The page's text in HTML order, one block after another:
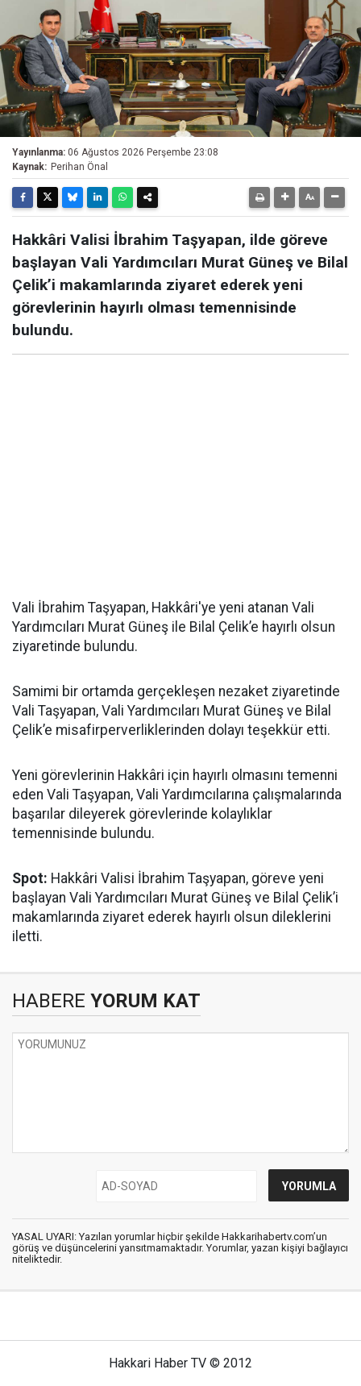
Yayınlanma: 06 Ağustos 2026 Perşembe 23:08
Kaynak: Perihan Önal
Hakkâri Valisi İbrahim Taşyapan, ilde göreve
başlayan Vali Yardımcıları Murat Güneş ve Bilal
Çelik’i makamlarında ziyaret ederek yeni
görevlerinin hayırlı olması temennisinde
bulundu.
Vali İbrahim Taşyapan, Hakkâri'ye yeni atanan Vali
Yardımcıları Murat Güneş ile Bilal Çelik’e hayırlı olsun
ziyaretinde bulundu.
Samimi bir ortamda gerçekleşen nezaket ziyaretinde
Vali Taşyapan, Vali Yardımcıları Murat Güneş ve Bilal
Çelik’e misafirperverliklerinden dolayı teşekkür etti.
Yeni görevlerinin Hakkâri için hayırlı olmasını temenni
eden Vali Taşyapan, Vali Yardımcılarına çalışmalarında
başarılar dileyerek görevlerinde kolaylıklar
temennisinde bulundu.
Spot: Hakkâri Valisi İbrahim Taşyapan, göreve yeni
başlayan Vali Yardımcıları Murat Güneş ve Bilal Çelik’i
makamlarında ziyaret ederek hayırlı olsun dileklerini
iletti.
HABERE YORUM KAT
YASAL UYARI: Yazılan yorumlar hiçbir şekilde Hakkarihabertv.com’un
görüş ve düşüncelerini yansıtmamaktadır. Yorumlar, yazan kişiyi bağlayıcı
niteliktedir.
Hakkari Haber TV © 2012